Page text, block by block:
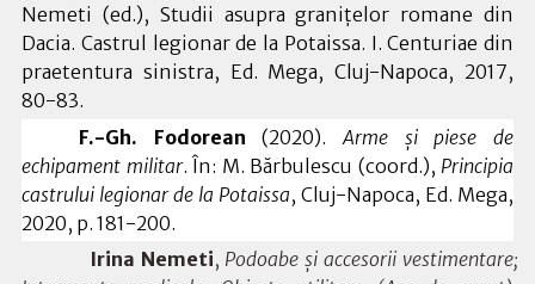
Nemeti (ed.), Studii asupra granițelor romane din
Dacia. Castrul legionar de la Potaissa. I. Centuriae din
praetentura sinistra, Ed. Mega, Cluj-Napoca, 2017,
80-83.
F.-Gh. Fodorean (2020).Arme și piese de
echipament militar. În: M. Bărbulescu (coord.), Principia
castrului legionar de la Potaissa, Cluj-Napoca, Ed. Mega,
2020, p. 181-200.
Irina Nemeti, Podoabe și accesorii vestimentare;